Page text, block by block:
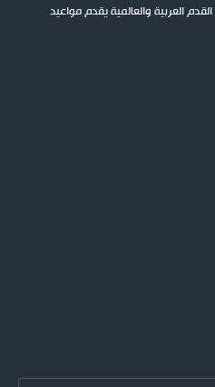
العربية والعالمية يقدم مواعيد